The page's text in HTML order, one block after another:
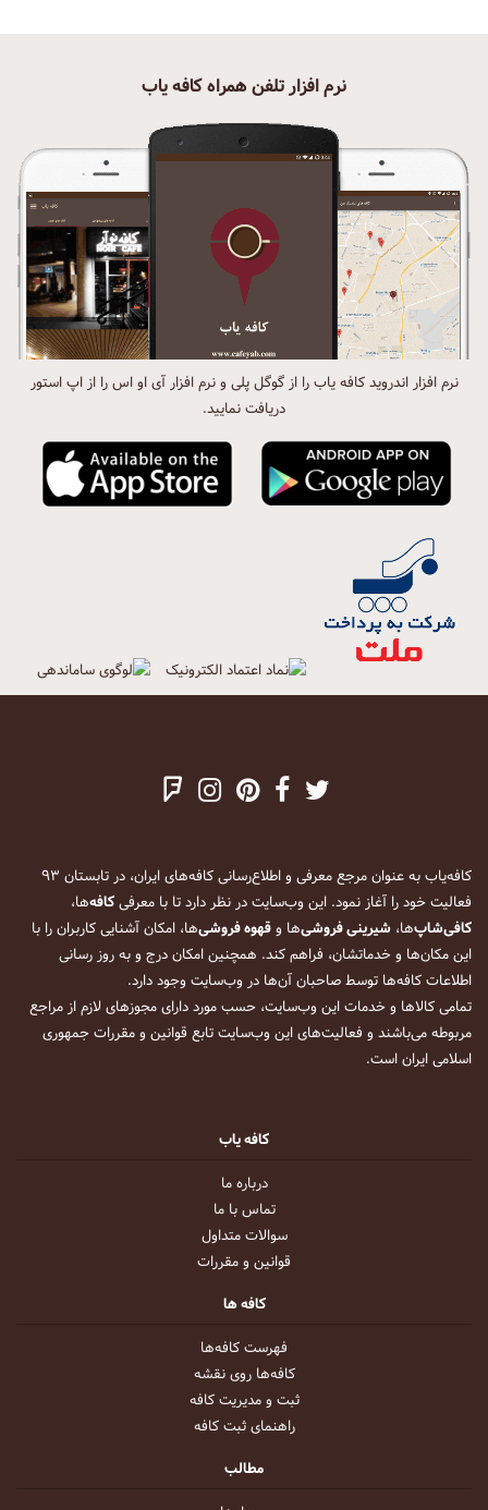
نرم افزار تلفن همراه کافه یاب
نرم افزار اندروید کافه یاب را از گوگل پلی و نرم افزار آی او اس را از اپ استور
دریافت نمایید.
کافه‌یاب به عنوان مرجع معرفی و اطلاع‌رسانی کافه‌های ایران، در تابستان ۹۳
فعالیت خود را آغاز نمود. این وب‌سایت در نظر دارد تا با معرفیکافه‌ها،
کافی‌شاپ‌ها، شیرینی فروشی‌ها وقهوه فروشی‌ها، امکان آشنایی کاربران را با
این مکان‌ها و خدماتشان، فراهم کند. همچنین امکان درج و به روز رسانی
اطلاعات کافه‌ها توسط صاحبان آن‌ها در وب‌سایت وجود دارد.
تمامی کالاها و خدمات این وب‌سایت، حسب مورد دارای مجوزهای لازم از مراجع
مربوطه می‌باشند و فعالیت‌های این وب‌سایت تابع قوانین و مقررات جمهوری
اسلامی ایران است.
کافه یاب
درباره ما
تماس با ما
سوالات متداول
قوانین و مقررات
کافه ها
فهرست کافه‌ها
کافه‌ها روی نقشه
ثبت و مدیریت کافه
راهنمای ثبت کافه
مطالب